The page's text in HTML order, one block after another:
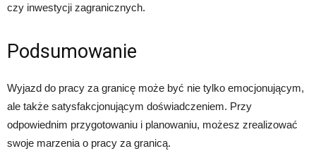
czy inwestycji zagranicznych.
Podsumowanie
Wyjazd do pracy za granicę może być nie tylko emocjonującym,
ale także satysfakcjonującym doświadczeniem. Przy
odpowiednim przygotowaniu i planowaniu, możesz zrealizować
swoje marzenia o pracy za granicą.